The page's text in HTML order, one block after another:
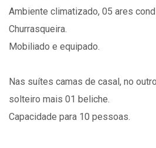
Ambiente climatizado, 05 ares
Churrasqueira.
Mobiliado e equipado.
Nas suítes camas de casal, no
solteiro mais 01 beliche.
Capacidade para 10 pessoas.